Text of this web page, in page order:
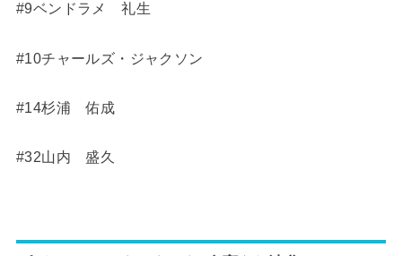
#9ベンドラメ 礼生
#10チャールズ・ジャクソン
#14杉浦 佑成
#32山内 盛久